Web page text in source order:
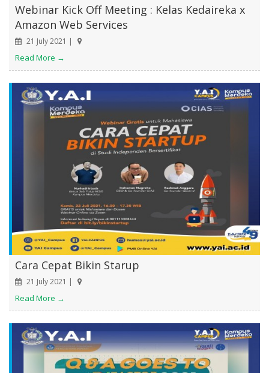
Webinar Kick Off Meeting : Kelas Kedaireka x
Amazon Web Services
21 July 2021 |
Read More →
Cara Cepat Bikin Starup
21 July 2021 |
Read More →